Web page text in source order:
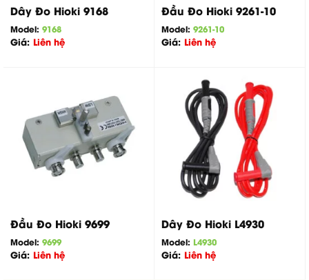
Dây Đo Hioki 9168
Model: 9168
Giá: Liên hệ
Đầu Đo Hioki 9261-10
Model: 9261-10
Giá: Liên hệ
Đầu Đo Hioki 9699
Model: 9699
Giá: Liên hệ
Dây Đo Hioki L4930
Model: L4930
Giá: Liên hệ